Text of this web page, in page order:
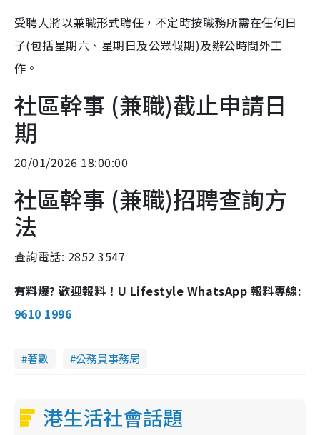
受聘人將以兼職形式聘任，不定時按職務所需在任何日
子(包括星期六、星期日及公眾假期)及辦公時間外工
作。
社區幹事 (兼職)截止申請日
期
20/01/2026 18:00:00
社區幹事 (兼職)招聘查詢方
法
查詢電話: 2852 3547
有料爆? 歡迎報料！U Lifestyle WhatsApp 報料專線:
9610 1996
著數 公務員事務局
港生活社會話題